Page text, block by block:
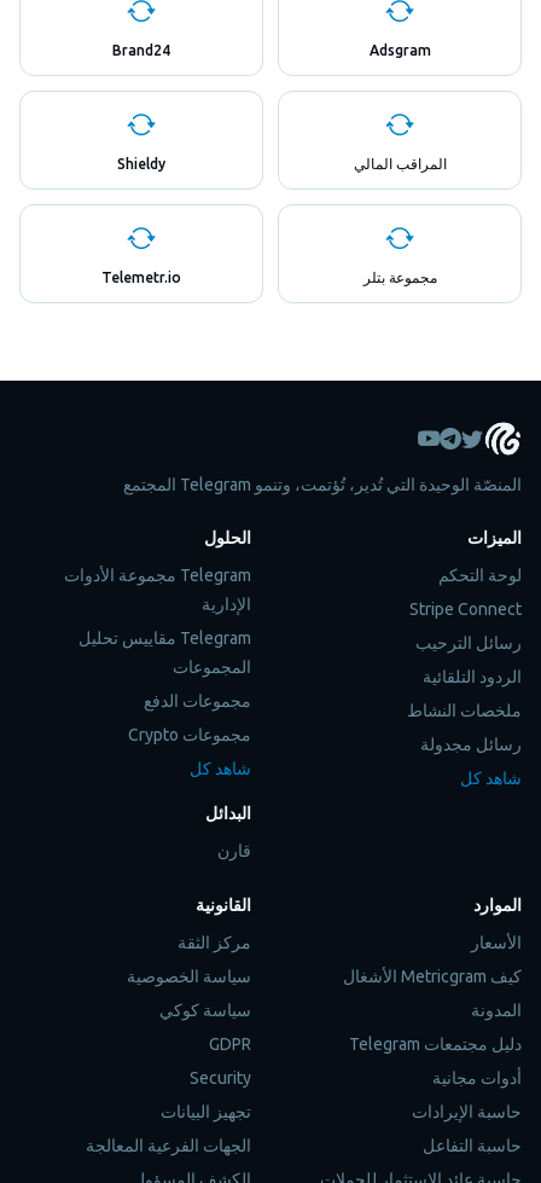
Adsgram
Brand24
المراقب المالي Shieldy
مجموعة بتلر Telemetr.io
المنصّة الوحيدة التي تُدير، تُؤتمت، وتنمو Telegram المجتمع
الميزات
لوحة التحكم
Stripe Connect
رسائل الترحيب
الردود التلقائية
ملخصات النشاط
رسائل مجدولة
شاهد كل
الحلول
Telegram مجموعة الأدوات
الإدارية
Telegram مقاييس تحليل
المجموعات
مجموعات الدفع
مجموعات Crypto
شاهد كل
البدائل
قارن
الموارد
الأسعار
كيف Metricgram الأشغال
المدونة
دليل مجتمعات Telegram
أدوات مجانية
حاسبة الإيرادات
حاسبة التفاعل
حاسبة عائد الاستثمار للحملات
القانونية
مركز الثقة
سياسة الخصوصية
سياسة كوكي
GDPR
Security
تجهيز البيانات
الجهات الفرعية المعالجة
الكشف المسؤول